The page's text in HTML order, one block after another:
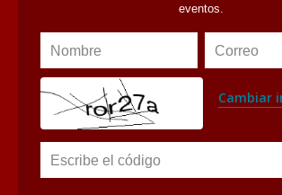
eventos.
Nombre Correo
Cambiar
Escribe el código